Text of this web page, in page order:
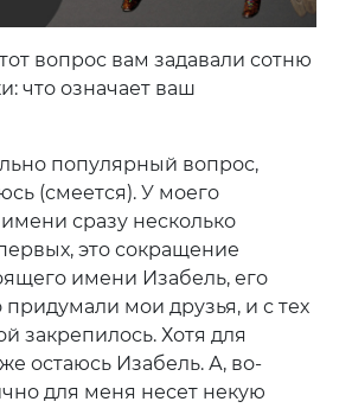
вопрос вам задавали сотню
что означает ваш
популярный вопрос,
(смеется). У моего
сразу несколько
это сокращение
имени Изабель, его
придумали мои друзья, и с тех
закрепилось. Хотя для
остаюсь Изабель. А, во-
для меня несет некую